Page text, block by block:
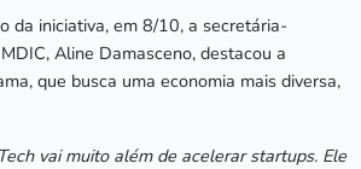
da iniciativa, em 8/10, a secretária-
Aline Damasceno, destacou a
que busca uma economia mais diversa,
vai muito além de acelerar startups. Ele